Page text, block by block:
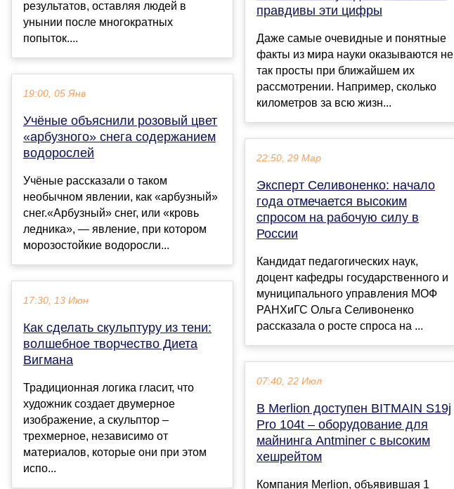
результатов, оставляя людей в
унынии после многократных
попыток....
19:00, 05 Янв
Учёные объяснили розовый цвет
«арбузного» снега содержанием
водорослей
Учёные рассказали о таком
необычном явлении, как «арбузный»
снег.«Арбузный» снег, или «кровь
ледника», — явление, при котором
морозостойкие водоросли...
17:30, 13 Июн
Как сделать скульптуру из тени:
волшебное творчество Диета
Вигмана
Традиционная логика гласит, что
художник создает двумерное
изображение, а скульптор –
трехмерное, независимо от
материалов, которые они при этом
испо...
правдивы эти цифры
Даже самые очевидные и понятные
факты из мира науки оказываются не
так просты при ближайшем их
рассмотрении. Например, сколько
километров за всю жизн...
22:50, 29 Мар
Эксперт Селивоненко: начало
года отмечается высоким
спросом на рабочую силу в
России
Кандидат педагогических наук,
доцент кафедры государственного и
муниципального управления МОФ
РАНХиГС Ольга Селивоненко
рассказала о росте спроса на ...
07:40, 22 Июл
В Merlion доступен BITMAIN S19j
Pro 104t – оборудование для
майнинга Antminer с высоким
хешрейтом
Компания Merlion, объявившая 1